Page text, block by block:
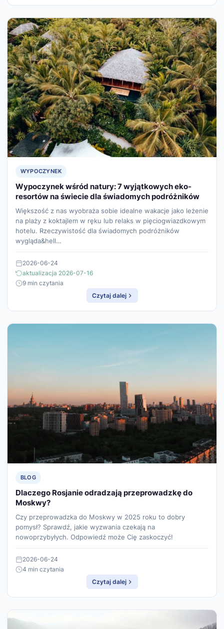
WYPOCZYNEK
Wypoczynek wśród natury: 7 wyjątkowych eko-
resortów na świecie dla świadomych podróżników
Większość z nas wyobraża sobie idealne wakacje jako leżenie
na plaży z koktajlem w ręku lub relaks w pięciogwiazdkowym
hotelu. Rzeczywistość dla świadomych podróżników
wygląda&hell…
2026-06-24
aktualizacja 2026-07-16
9 min czytania
Czytaj dalej
BLOG
Dlaczego Rosjanie odradzają przeprowadzkę do
Moskwy?
Czy przeprowadzka do Moskwy w 2025 roku to dobry
pomysł? Sprawdź, jakie wyzwania czekają na
nowoprzybyłych. Odpowiedź może Cię zaskoczyć!
2026-06-24
4 min czytania
Czytaj dalej